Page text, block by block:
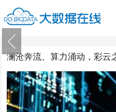
澜沧奔流、算力涌动，彩云